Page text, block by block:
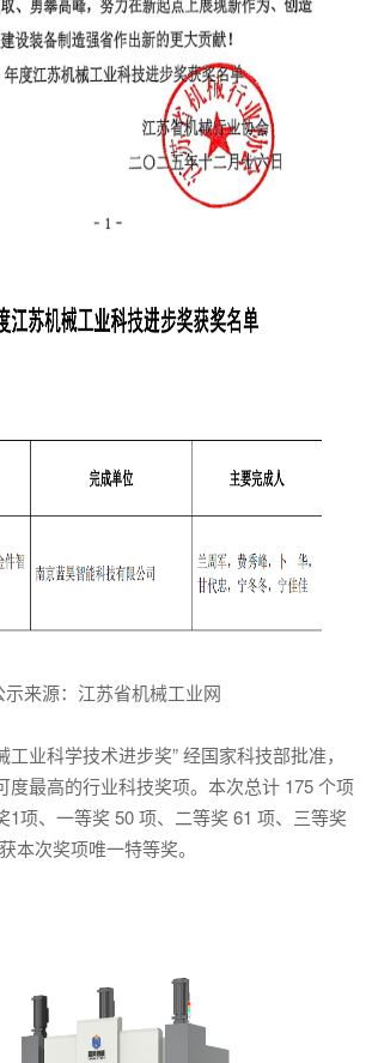
示来源：江苏省机械工业网
工业科学技术进步奖” 经国家科技部批准，
度最高的行业科技奖项。本次总计 175 个项
1项、一等奖 50 项、二等奖 61 项、三等奖
本次奖项唯一特等奖。